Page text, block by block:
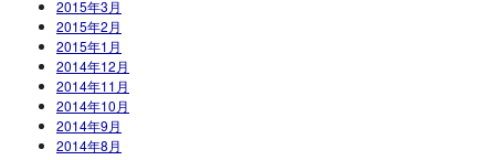
2015年3月
2015年2月
2015年1月
2014年12月
2014年11月
2014年10月
2014年9月
2014年8月